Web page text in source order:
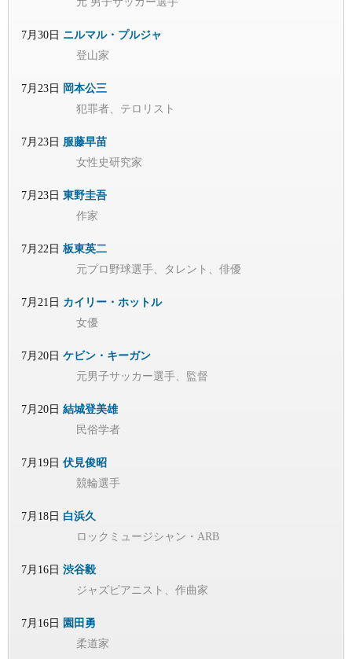
7月30日 ニルマル・プルジャ
登山家
7月23日 岡本公三
犯罪者、テロリスト
7月23日 服藤早苗
女性史研究家
7月23日 東野圭吾
作家
7月22日 板東英二
元プロ野球選手、タレント、俳優
7月21日 カイリー・ホットル
女優
7月20日 ケビン・キーガン
元男子サッカー選手、監督
7月20日 結城登美雄
民俗学者
7月19日 伏見俊昭
競輪選手
7月18日 白浜久
ロックミュージシャン・ARB
7月16日 渋谷毅
ジャズピアニスト、作曲家
7月16日 園田勇
柔道家